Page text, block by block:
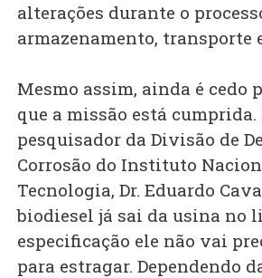
alterações durante o
armazenamento, transporte
Mesmo assim, ainda é cedo
que a missão está cumprida.
pesquisador da Divisão de
Corrosão do Instituto
Tecnologia, Dr. Eduardo
biodiesel já sai da usina no
especificação ele não vai
para estragar. Dependendo